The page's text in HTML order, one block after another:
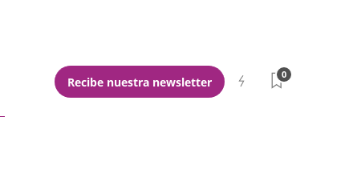
Recibe nuestra newsletter
0